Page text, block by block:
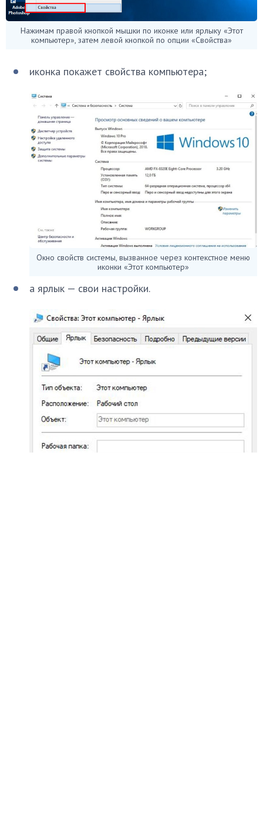
Нажимам правой кнопкой мышки по иконке или ярлыку «Этот
компьютер», затем левой кнопкой по опции «Свойства»
иконка покажет свойства компьютера;
Окно свойств системы, вызванное через контекстное меню
иконки «Этот компьютер»
а ярлык — свои настройки.